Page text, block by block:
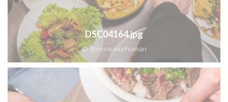
DSC04164.jpg
© @monsieurhuman